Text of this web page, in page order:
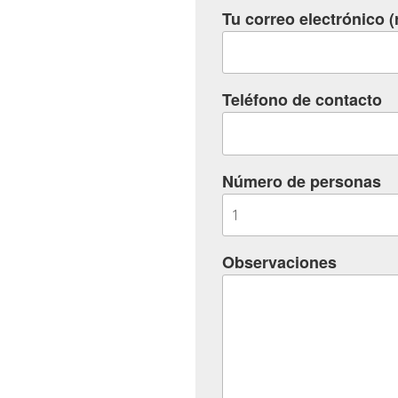
Tu correo electrónico
Teléfono de contacto
Número de personas
Observaciones